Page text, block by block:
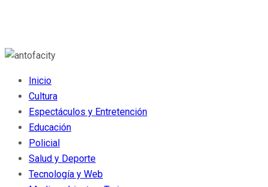
Inicio
Cultura
Espectáculos y Entretención
Educación
Policial
Salud y Deporte
Tecnología y Web